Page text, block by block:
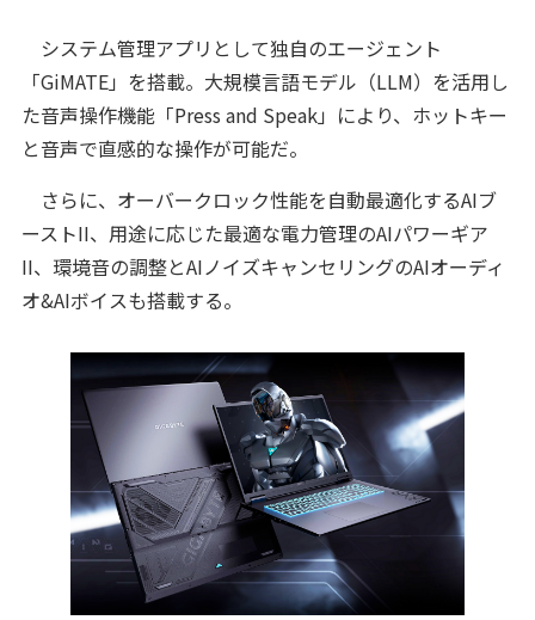
システム管理アプリとして独自のエージェント
「GiMATE」を搭載。大規模言語モデル（LLM）を活用し
た音声操作機能「Press and Speak」により、ホットキー
と音声で直感的な操作が可能だ。
さらに、オーバークロック性能を自動最適化するAIブ
ーストII、用途に応じた最適な電力管理のAIパワーギア
II、環境音の調整とAIノイズキャンセリングのAIオーディ
オ&AIボイスも搭載する。